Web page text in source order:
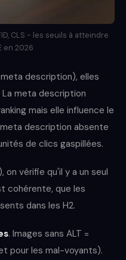
CLS - les seuils à atteindre
en 2026
description), elles
meta description
mais elle influence le
meta description absente
de clics gaspillées.
on vérifie qu'il y a un seul
cohérente, que les
dans les H2.
. Images sans ALT =
pour les mal-voyants).